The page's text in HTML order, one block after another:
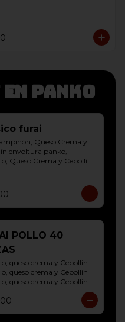
panko
furai
Queso Crema y
envoltura panko,
Queso Crema y Cebollín
POLLO 40
queso crema y Cebollin
queso crema y Cebollin
queso crema y Cebollin
queso crema y Cebollin